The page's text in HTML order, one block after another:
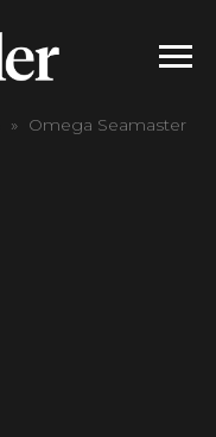
Omega Seamaster